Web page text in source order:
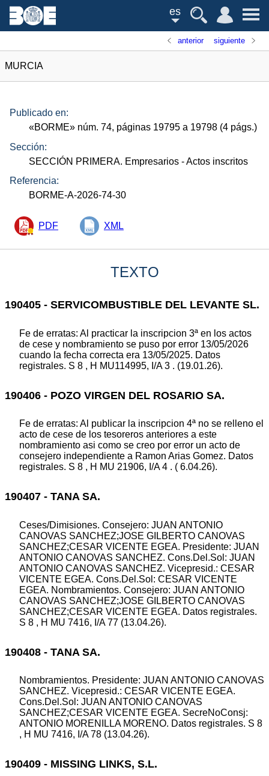
es
anterior siguiente
MURCIA
Publicado en:
«BORME» núm. 74, páginas 19795 a 19798 (4 págs.)
Sección:
SECCIÓN PRIMERA. Empresarios - Actos inscritos
Referencia:
BORME-A-2026-74-30
PDF XML
TEXTO
190405 - SERVICOMBUSTIBLE DEL LEVANTE SL.
Fe de erratas: Al practicar la inscripcion 3ª en los actos
de cese y nombramiento se puso por error 13/05/2026
cuando la fecha correcta era 13/05/2025. Datos
registrales. S 8 , H MU114995, I/A 3 . (19.01.26).
190406 - POZO VIRGEN DEL ROSARIO SA.
Fe de erratas: Al publicar la inscripcion 4ª no se relleno el
acto de cese de los tesoreros anteriores a este
nombramiento asi como se creo por error un acto de
consejero independiente a Ramon Arias Gomez. Datos
registrales. S 8 , H MU 21906, I/A 4 . ( 6.04.26).
190407 - TANA SA.
Ceses/Dimisiones. Consejero: JUAN ANTONIO
CANOVAS SANCHEZ;JOSE GILBERTO CANOVAS
SANCHEZ;CESAR VICENTE EGEA. Presidente: JUAN
ANTONIO CANOVAS SANCHEZ. Cons.Del.Sol: JUAN
ANTONIO CANOVAS SANCHEZ. Vicepresid.: CESAR
VICENTE EGEA. Cons.Del.Sol: CESAR VICENTE
EGEA. Nombramientos. Consejero: JUAN ANTONIO
CANOVAS SANCHEZ;JOSE GILBERTO CANOVAS
SANCHEZ;CESAR VICENTE EGEA. Datos registrales.
S 8 , H MU 7416, I/A 77 (13.04.26).
190408 - TANA SA.
Nombramientos. Presidente: JUAN ANTONIO CANOVAS
SANCHEZ. Vicepresid.: CESAR VICENTE EGEA.
Cons.Del.Sol: JUAN ANTONIO CANOVAS
SANCHEZ;CESAR VICENTE EGEA. SecreNoConsj:
ANTONIO MORENILLA MORENO. Datos registrales. S 8
, H MU 7416, I/A 78 (13.04.26).
190409 - MISSING LINKS, S.L.